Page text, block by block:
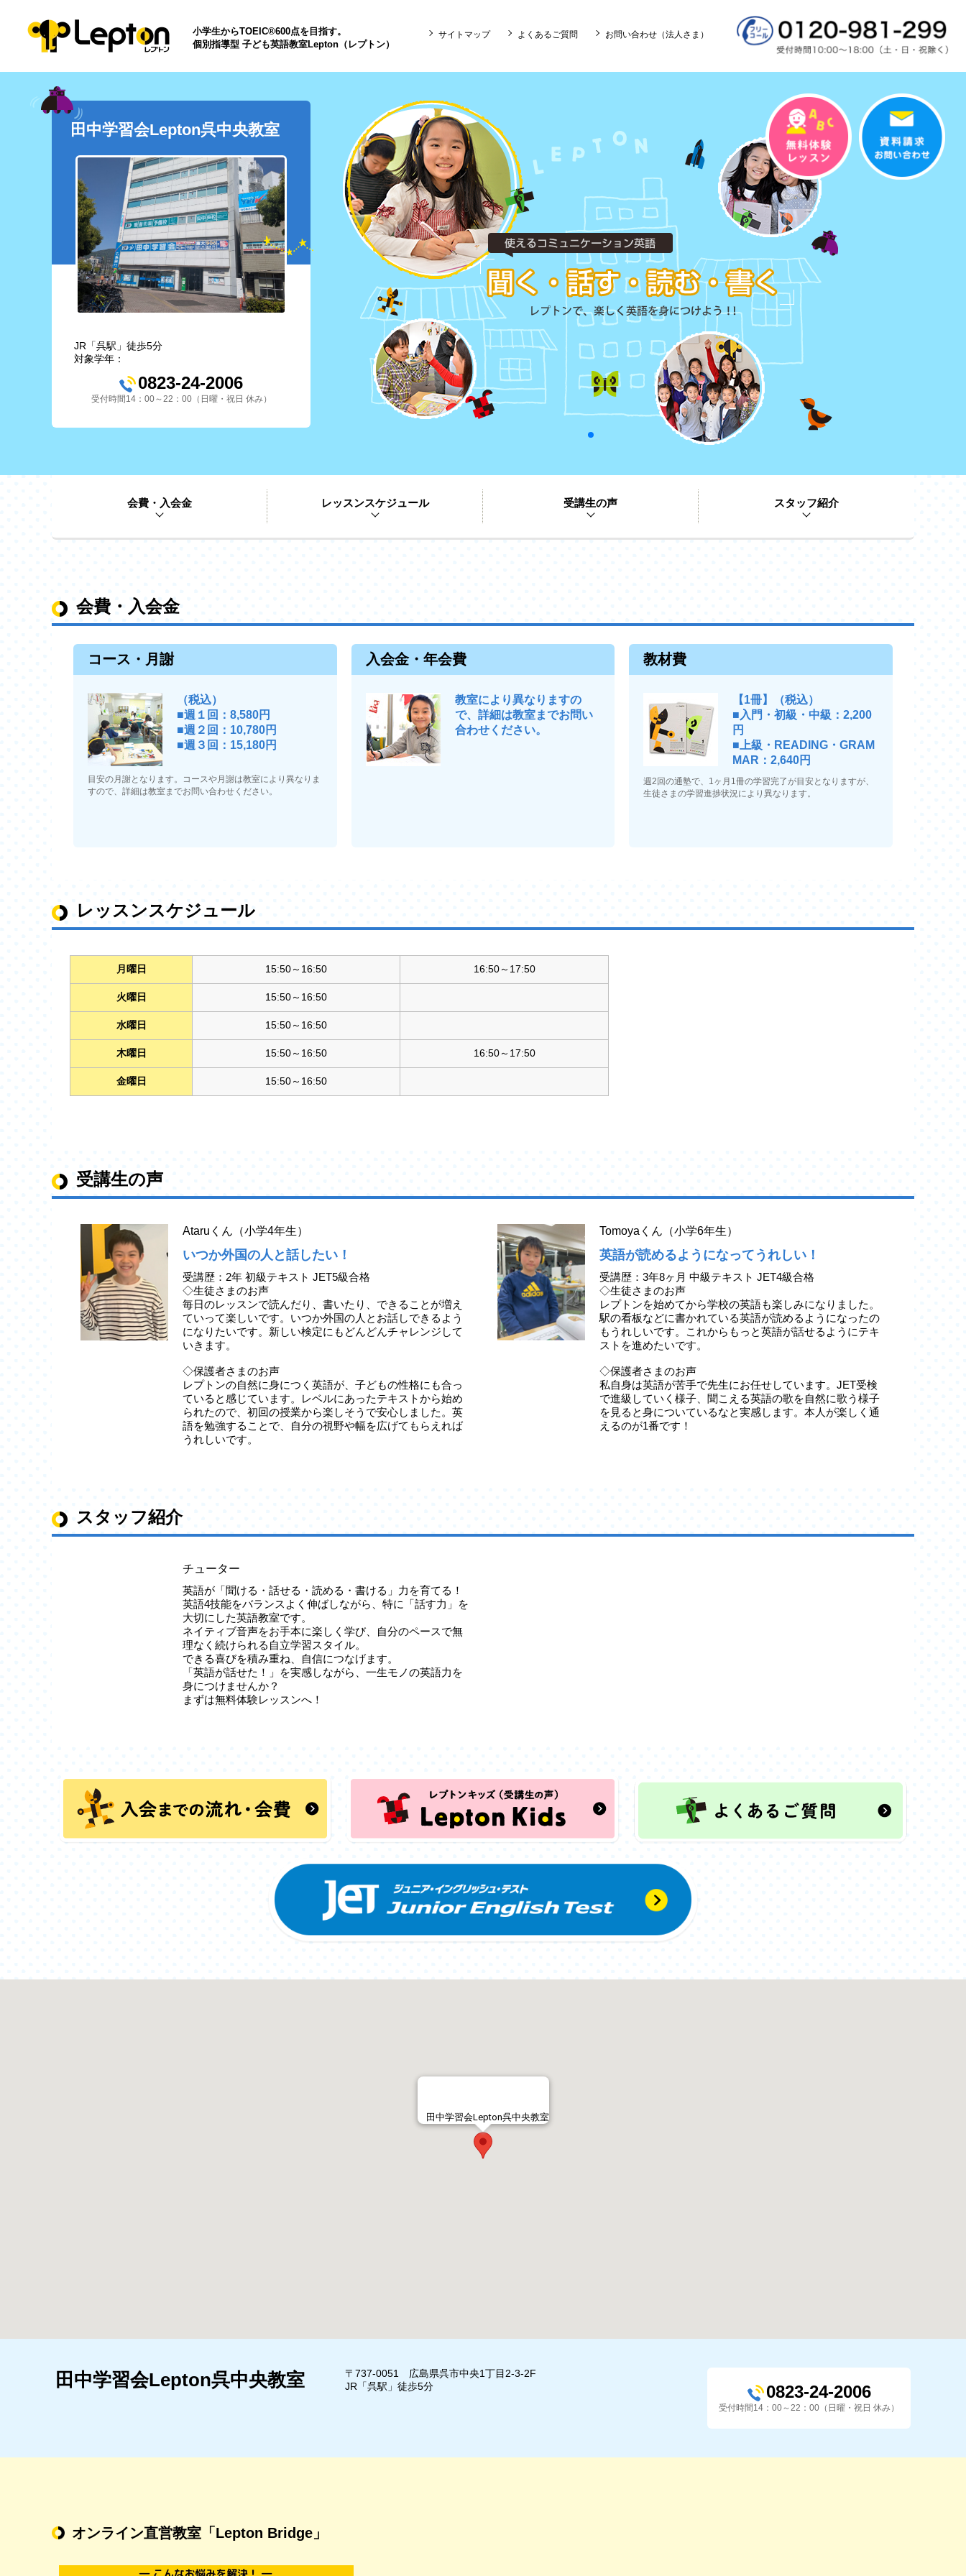
小学生からTOEIC®600点を目指す。
個別指導型 子ども英語教室Lepton（レプトン）
サイトマップ よくあるご質問 お問い合わせ（法人さま）
田中学習会Lepton呉中央教室
JR「呉駅」徒歩5分
対象学年：
0823-24-2006
受付時間14：00～22：00（日曜・祝日 休み）
会費・入会金 レッスンスケジュール 受講生の声 スタッフ紹介
会費・入会金
コース・月謝
（税込）
■週１回：8,580円
■週２回：10,780円
■週３回：15,180円
目安の月謝となります。コースや月謝は教室により異なりま
すので、詳細は教室までお問い合わせください。
入会金・年会費
教室により異なりますの
で、詳細は教室までお問い
合わせください。
教材費
【1冊】（税込）
■入門・初級・中級：2,200
円
■上級・READING・GRAM
MAR：2,640円
週2回の通塾で、1ヶ月1冊の学習完了が目安となりますが、
生徒さまの学習進捗状況により異なります。
レッスンスケジュール
月曜日 15:50～16:50 16:50～17:50
火曜日 15:50～16:50
水曜日 15:50～16:50
木曜日 15:50～16:50 16:50～17:50
金曜日 15:50～16:50
受講生の声
Ataruくん（小学4年生）
いつか外国の人と話したい！
受講歴：2年 初級テキスト JET5級合格
◇生徒さまのお声
毎日のレッスンで読んだり、書いたり、できることが増え
ていって楽しいです。いつか外国の人とお話しできるよう
になりたいです。新しい検定にもどんどんチャレンジして
いきます。
◇保護者さまのお声
レプトンの自然に身につく英語が、子どもの性格にも合っ
ていると感じています。レベルにあったテキストから始め
られたので、初回の授業から楽しそうで安心しました。英
語を勉強することで、自分の視野や幅を広げてもらえれば
うれしいです。
Tomoyaくん（小学6年生）
英語が読めるようになってうれしい！
受講歴：3年8ヶ月 中級テキスト JET4級合格
◇生徒さまのお声
レプトンを始めてから学校の英語も楽しみになりました。
駅の看板などに書かれている英語が読めるようになったの
もうれしいです。これからもっと英語が話せるようにテキ
ストを進めたいです。
◇保護者さまのお声
私自身は英語が苦手で先生にお任せしています。JET受検
で進級していく様子、聞こえる英語の歌を自然に歌う様子
を見ると身についているなと実感します。本人が楽しく通
えるのが1番です！
スタッフ紹介
チューター
英語が「聞ける・話せる・読める・書ける」力を育てる！
英語4技能をバランスよく伸ばしながら、特に「話す力」を
大切にした英語教室です。
ネイティブ音声をお手本に楽しく学び、自分のペースで無
理なく続けられる自立学習スタイル。
できる喜びを積み重ね、自信につなげます。
「英語が話せた！」を実感しながら、一生モノの英語力を
身につけませんか？
まずは無料体験レッスンへ！
田中学習会Lepton呉中央教室
田中学習会Lepton呉中央教室
〒737-0051 広島県呉市中央1丁目2-3-2F
JR「呉駅」徒歩5分
0823-24-2006
受付時間14：00～22：00（日曜・祝日 休み）
オンライン直営教室 「Lepton Bridge」